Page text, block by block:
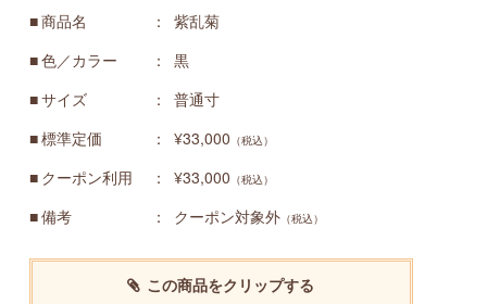
商品名
紫乱菊
色／カラー
黒
サイズ
普通寸
標準定価
¥33,000 （税込）
クーポン利用 ¥33,000 （税込）
備考 クーポン対象外 （税込）
この商品をクリップする